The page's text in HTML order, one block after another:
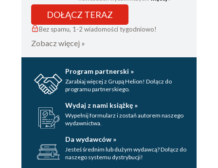
DOŁĄCZ TERAZ
Bez spamu, 1-2 wiadomości tygodniowo!
Zobacz więcej »
Program partnerski »
Zarabiaj więcej z Grupą Helion! Dołącz do
programu partnerskiego.
Wydaj z nami książkę »
Wypełnij formularz i zostań autorem naszego
wydawnictwa.
Da wydawców »
Jesteś średnim lub dużym wydawcą? Dołącz do
naszego systemu dystrybucji!